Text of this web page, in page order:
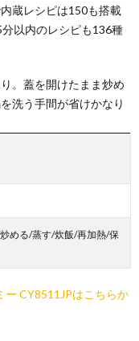
蔵レシピは150も搭載
以内のレシピも136種
。蓋を開けたまま炒め
洗う手間が省けかなり
める/蒸す/炊飯/再加熱/保
ー CY8511JPはこちらか